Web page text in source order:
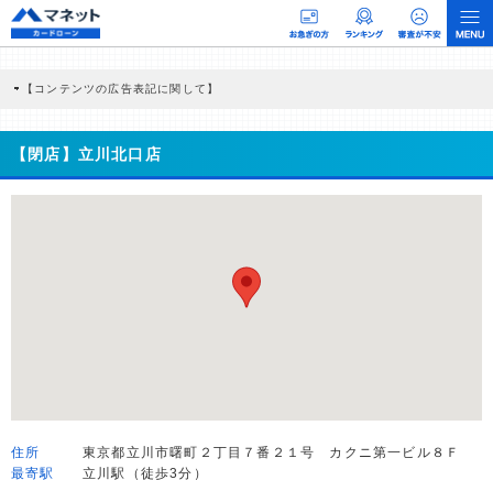
【コンテンツの広告表記に関して】
商品を根拠なくPRするものではなく、当編集部の調査／ユーザーへの口コミ収集な
どに基づき、公平性を担保した情報提供を行っています。
>提携企業一覧
【閉店】立川北口店
住所
東京都立川市曙町２丁目７番２１号 カクニ第一ビル８Ｆ
最寄駅
立川駅（徒歩3分）